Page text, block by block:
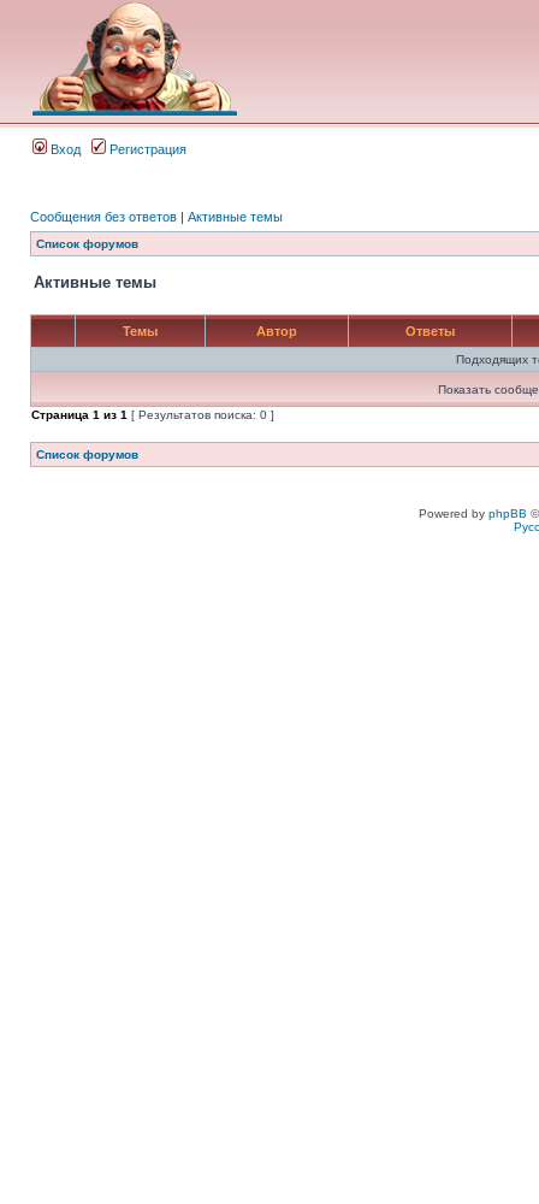
Вход Регистрация
Сообщения без ответов | Активные темы
Список форумов
Активные темы
Темы Автор Ответы
Подходящих
Показать
Страница 1 из 1 [ Результатов поиска: 0 ]
Список форумов
Powered by phpBB